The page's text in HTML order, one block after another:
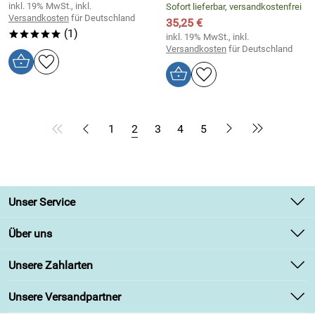
inkl. 19% MwSt., inkl.
Versandkosten für Deutschland
***** (1)
Sofort lieferbar, versandkostenfrei
35,25 €
inkl. 19% MwSt., inkl.
Versandkosten für Deutschland
1 2 3 4 5
Unser Service
Kontakt
Retourenabwicklung
Lieferbedingungen
Über uns
Unsere Bestseller
Angebote
Unsere Zahlarten
Unsere Versandpartner